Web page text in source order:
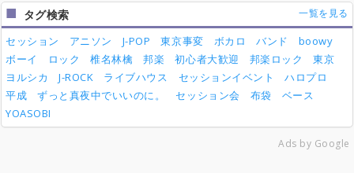
タグ検索 一覧を見る
セッション アニソン J-POP 東京事変 ボカロ バンド
boowy
ボーイ
ロック 椎名林檎 邦楽 初心者大歓迎 邦楽ロック
東京
ヨルシカ
J-ROCK ライブハウス セッションイベント
ハロプロ
平成
ずっと真夜中でいいのに。 セッション会 布袋
ベース
YOASOBI
Ads by Google